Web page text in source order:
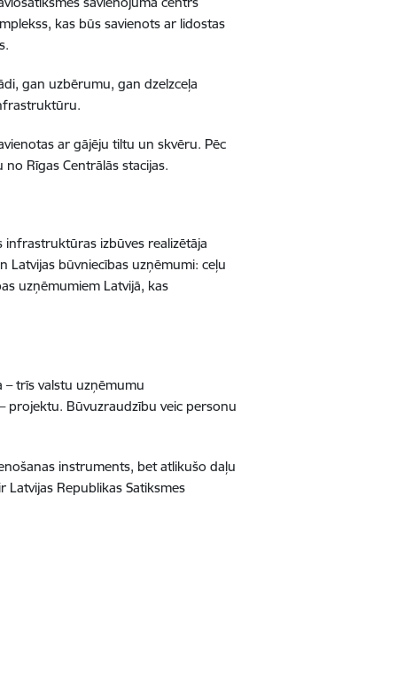
kas būs savienots ar lidostas
gan uzbērumu, gan dzelzceļa
ar gājēju tiltu un skvēru. Pēc
Rīgas Centrālās stacijas.
infrastruktūras izbūves realizētāja
Latvijas būvniecības uzņēmumi: ceļu
uzņēmumiem Latvijā, kas
trīs valstu uzņēmumu
projektu. Būvuzraudzību veic personu
instruments, bet atlikušo daļu
Latvijas Republikas Satiksmes